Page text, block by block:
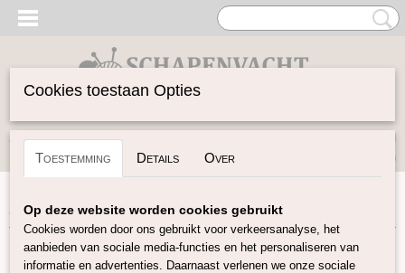
Inloggen Registreren
(0)
Home>Garen>Soort Garen>Katoen>Scanfil naaigaren
Garen
Cookies toestaan Opties
Toestemming Details Over
Op deze website worden cookies gebruikt
Cookies worden door ons gebruikt voor verkeersanalyse, het
aanbieden van sociale media-functies en het personaliseren van
informatie en advertenties. Daarnaast verlenen we onze sociale